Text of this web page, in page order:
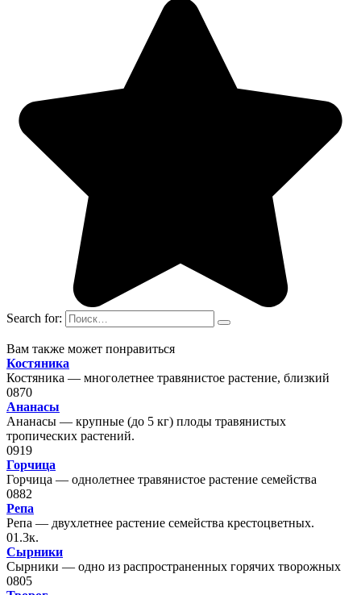
Search for:
Вам также может понравиться
Костяника
Костяника — многолетнее травянистое растение, близкий
0870
Ананасы
Ананасы — крупные (до 5 кг) плоды травянистых
тропических растений.
0919
Горчица
Горчица — однолетнее травянистое растение семейства
0882
Репа
Репа — двухлетнее растение семейства крестоцветных.
01.3к.
Сырники
Сырники — одно из распространенных горячих творожных
0805